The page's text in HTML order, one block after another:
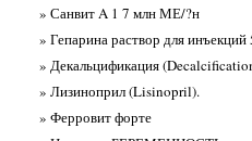
» Санвит A 1 7 млн МЕ/?н
» Гепарина раствор для
» Декальцификация
» Лизиноприл (Lisinopril).
» Ферровит форте